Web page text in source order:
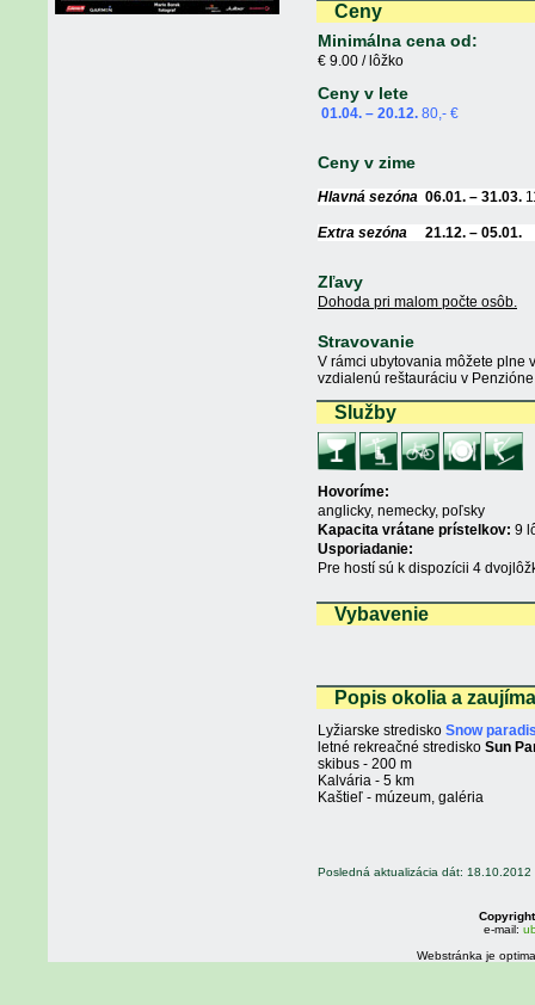
Ceny
Minimálna cena od:
€ 9.00 / lôžko
Ceny v lete
01.04. – 20.12. 80,- €
Ceny v zime
Hlavná sezóna 06.01. – 31.03.
Extra sezóna 21.12. – 05.01.
Zľavy
Dohoda pri malom počte osôb.
Stravovanie
V rámci ubytovania môžete plne
vzdialenú reštauráciu v
Služby
Hovoríme:
anglicky, nemecky, poľsky
Kapacita vrátane prístelkov: 9
Usporiadanie:
Pre hostí sú k dispozícii 4
Vybavenie
Popis okolia a
Lyžiarske stredisko Snow
letné rekreačné stredisko Sun
skibus - 200 m
Kalvária - 5 km
Kaštieľ - múzeum, galéria
Posledná aktualizácia dát: 18.10.2012
e-mail:
Webstránka je